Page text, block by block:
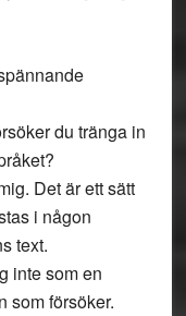
du tränga in
Det är ett sätt
i någon
text.
inte som en
som försöker.